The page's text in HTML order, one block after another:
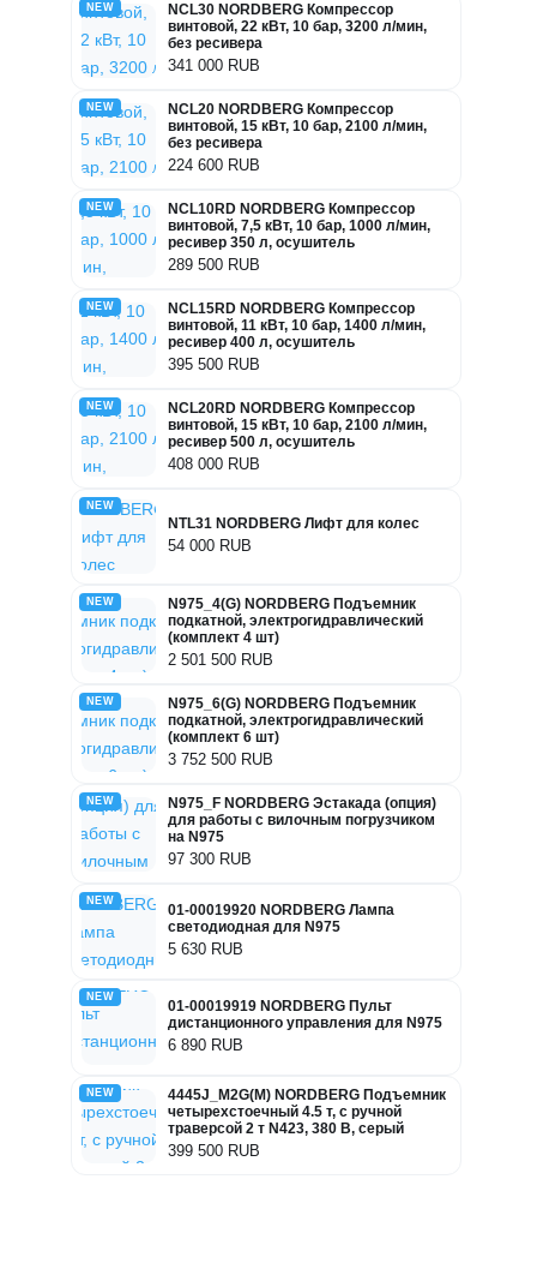
NEW
NCL30 NORDBERG Компрессор
винтовой, 22 кВт, 10 бар, 3200 л/мин,
без ресивера
341 000 RUB
NEW
NCL20 NORDBERG Компрессор
винтовой, 15 кВт, 10 бар, 2100 л/мин,
без ресивера
224 600 RUB
NEW
NCL10RD NORDBERG Компрессор
винтовой, 7,5 кВт, 10 бар, 1000 л/мин,
ресивер 350 л, осушитель
289 500 RUB
NEW
NCL15RD NORDBERG Компрессор
винтовой, 11 кВт, 10 бар, 1400 л/мин,
ресивер 400 л, осушитель
395 500 RUB
NEW
NCL20RD NORDBERG Компрессор
винтовой, 15 кВт, 10 бар, 2100 л/мин,
ресивер 500 л, осушитель
408 000 RUB
NEW
NTL31 NORDBERG Лифт для колес
54 000 RUB
NEW
N975_4(G) NORDBERG Подъемник
подкатной, электрогидравлический
(комплект 4 шт)
2 501 500 RUB
NEW
N975_6(G) NORDBERG Подъемник
подкатной, электрогидравлический
(комплект 6 шт)
3 752 500 RUB
NEW
N975_F NORDBERG Эстакада (опция)
для работы с вилочным погрузчиком
на N975
97 300 RUB
NEW
01-00019920 NORDBERG Лампа
светодиодная для N975
5 630 RUB
NEW
01-00019919 NORDBERG Пульт
дистанционного управления для N975
6 890 RUB
NEW
4445J_M2G(M) NORDBERG Подъемник
четырехстоечный 4.5 т, с ручной
траверсой 2 т N423, 380 В, серый
399 500 RUB